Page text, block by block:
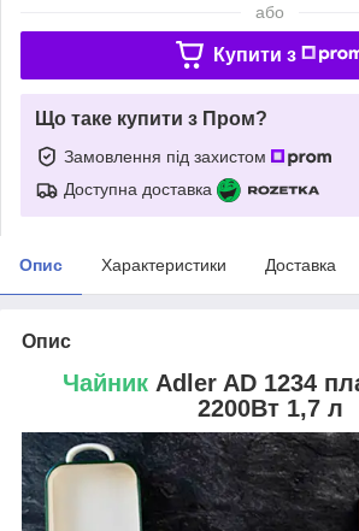
або
Купити з
Що таке купити з Пром?
Замовлення під захистом
Доступна доставка
Опис Характеристики Доставка
Опис
Чайник Adler AD 1234
2200Вт 1,7 л